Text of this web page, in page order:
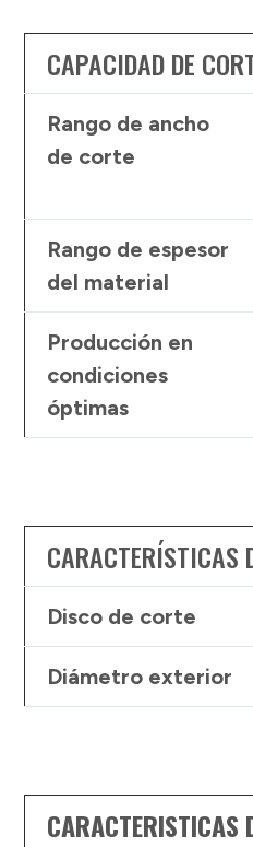
CAPACIDAD DE
Rango de ancho
de corte
Rango de espesor
del material
Producción en
condiciones
óptimas
CARACTERÍSTICAS
Disco de corte
Diámetro exterior
CARACTERISTICAS